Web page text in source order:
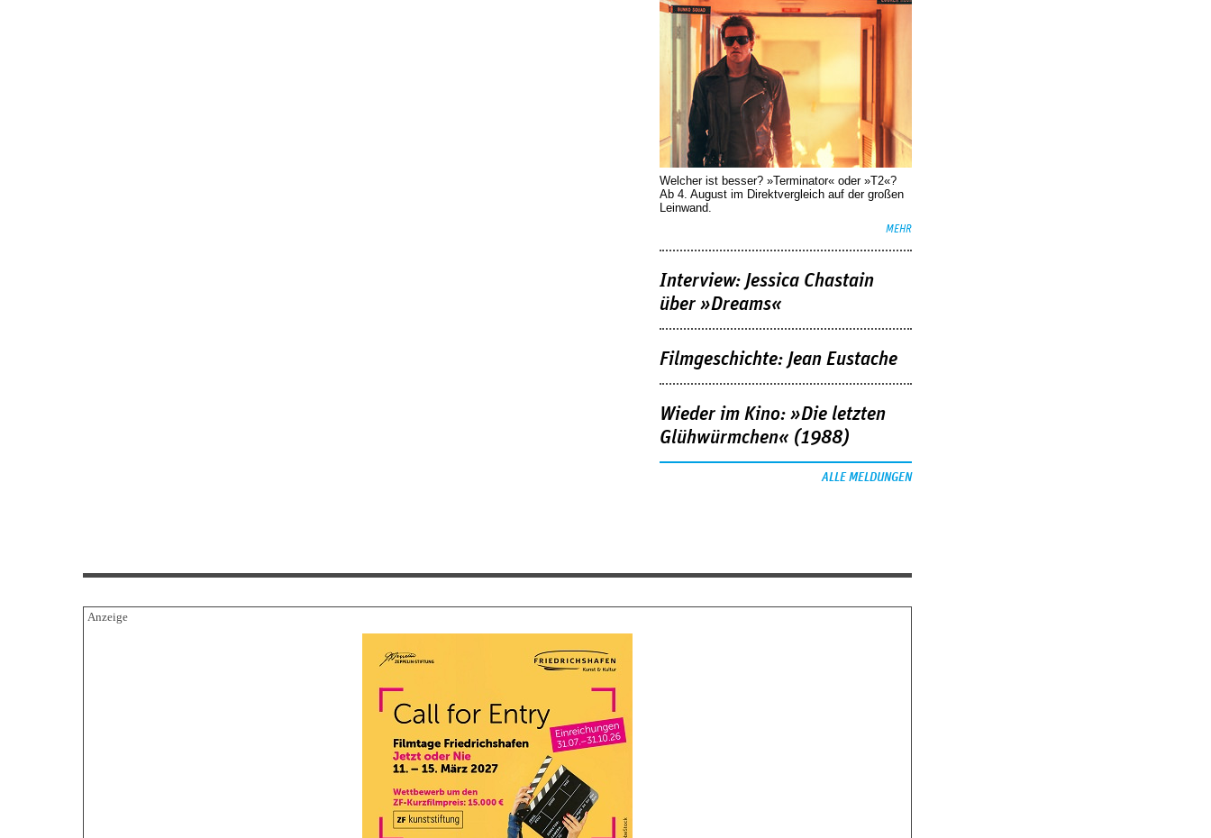
Welcher ist besser? »Terminator« oder »T2«?
Ab 4. August im Direktvergleich auf der großen
Leinwand.
MEHR
Interview: Jessica Chastain
über »Dreams«
Filmgeschichte: Jean Eustache
Wieder im Kino: »Die letzten
Glühwürmchen« (1988)
ALLE MELDUNGEN